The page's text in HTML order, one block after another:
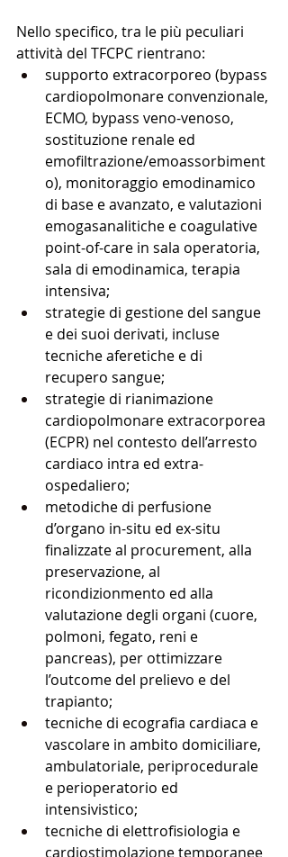
Nello specifico, tra le più peculiari
attività del TFCPC rientrano:
supporto extracorporeo (bypass
cardiopolmonare convenzionale,
ECMO, bypass veno-venoso,
sostituzione renale ed
emofiltrazione/emoassorbiment
o), monitoraggio emodinamico
di base e avanzato, e valutazioni
emogasanalitiche e coagulative
point-of-care in sala operatoria,
sala di emodinamica, terapia
intensiva;
strategie di gestione del sangue
e dei suoi derivati, incluse
tecniche aferetiche e di
recupero sangue;
strategie di rianimazione
cardiopolmonare extracorporea
(ECPR) nel contesto dell’arresto
cardiaco intra ed extra-
ospedaliero;
metodiche di perfusione
d’organo in-situ ed ex-situ
finalizzate al procurement, alla
preservazione, al
ricondizionmento ed alla
valutazione degli organi (cuore,
polmoni, fegato, reni e
pancreas), per ottimizzare
l’outcome del prelievo e del
trapianto;
tecniche di ecografia cardiaca e
vascolare in ambito domiciliare,
ambulatoriale, periprocedurale
e perioperatorio ed
intensivistico;
tecniche di elettrofisiologia e
cardiostimolazione temporanee